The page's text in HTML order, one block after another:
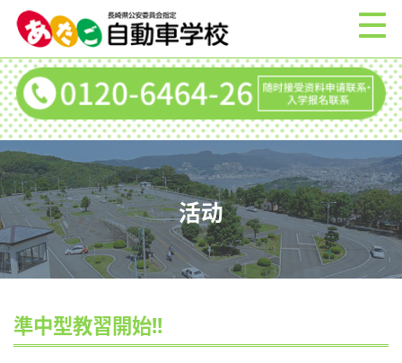
活动
準中型教習開始!!